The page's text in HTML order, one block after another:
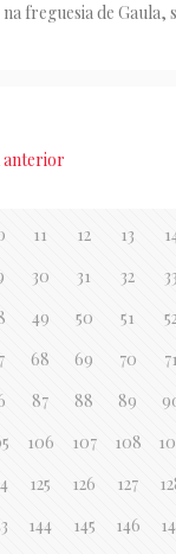
freguesia de
anterior
11 12 13
30 31 32 33
49 50 51
68 69 70 71
87 88 89
106 107 108
125 126 127
144 145 146